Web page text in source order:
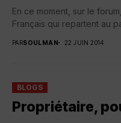
En ce moment, sur le
Français qui repartent au
PARSOULMAN 22 JUIN 2014
BLOGS
Propriétaire,